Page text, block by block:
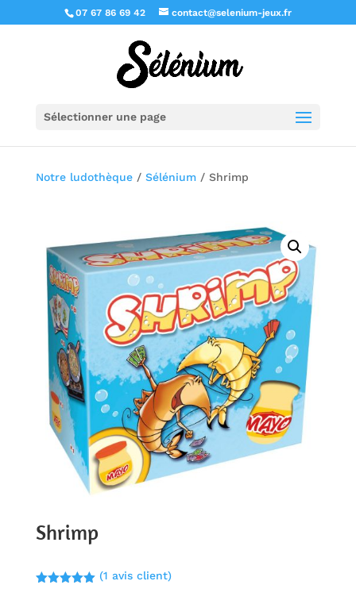
07 67 86 69 42 contact@selenium-jeux.fr
Sélectionner une page
Notre ludothèque/ Sélénium/ Shrimp
Shrimp
(1 avis client)